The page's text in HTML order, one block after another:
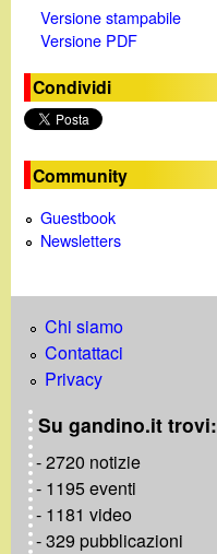
Versione stampabile
Versione PDF
Condividi
Community
Guestbook
Newsletters
Chi siamo
Contattaci
Privacy
Su gandino.it trovi:
- 2720 notizie
- 1195 eventi
- 1181 video
- 329 pubblicazioni